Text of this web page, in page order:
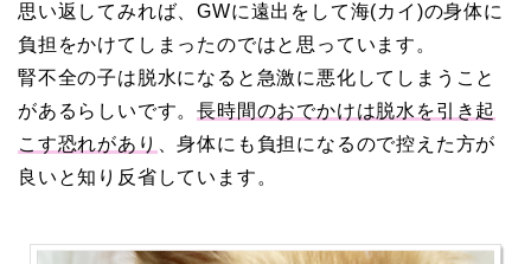
思い返してみれば、GWに遠出をして海(カイ)の身体に
負担をかけてしまったのではと思っています。
腎不全の子は脱水になると急激に悪化してしまうこと
があるらしいです。長時間のおでかけは脱水を引き起
こす恐れがあり
、身体にも負担になるので控えた方が
良いと知り反省しています。